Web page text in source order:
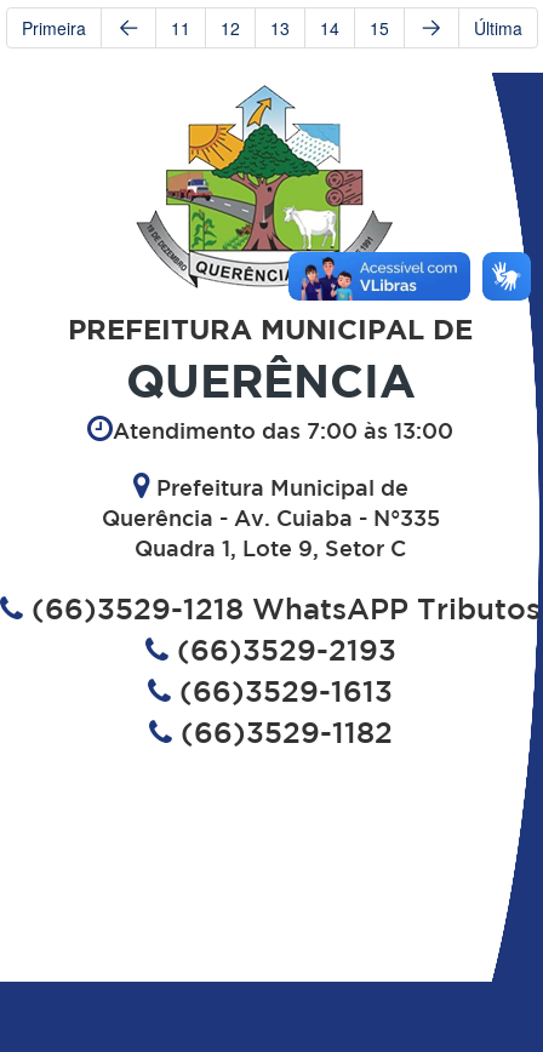
Primeira 11 12 13 14 15 Última
PREFEITURA MUNICIPAL DE
QUERÊNCIA
Atendimento das 7:00 às 13:00
Prefeitura Municipal de
Querência - Av. Cuiaba - N°335
Quadra 1, Lote 9, Setor C
(66)3529-1218 WhatsAPP Tributos
(66)3529-2193
(66)3529-1613
(66)3529-1182